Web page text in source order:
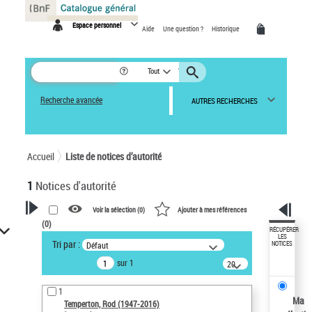
Espace personnel Aide Une question ? Historique
Tout
Recherche avancée AUTRES RECHERCHES
Accueil Liste de notices d’autorité
1 Notices d'autorité
VOTRE RECHERCHE
Recherche avancée dans les
notices d’autorité
Œuvres liées à l'auteur :
Temperton, Rod (1947-2016)
Voir la sélection (0) Ajouter à mes références
(0)
Tri par : Défaut
sur 1
20
résultats/page
1
Temperton, Rod (1947-2016)
RÉCUPÉRER
LES
NOTICES
Ma
Panneau de gestion des cookies